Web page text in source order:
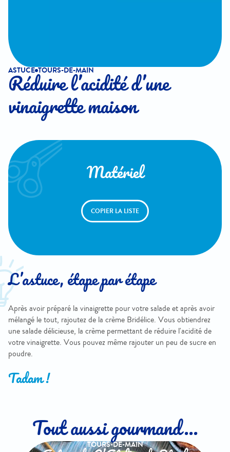
ASTUCE TOURS-DE-MAIN
Réduire l’acidité d’une
vinaigrette maison
Matériel
COPIER LA LISTE
L’astuce, étape par étape
Après avoir préparé la vinaigrette pour votre salade et après avoir
mélangé le tout, rajoutez de la crème Bridélice. Vous obtiendrez
une salade délicieuse, la crème permettant de réduire l'acidité de
votre vinaigrette. Vous pouvez même rajouter un peu de sucre en
poudre.
Tadam !
Tout aussi gourmand...
TOURS-DE-MAIN